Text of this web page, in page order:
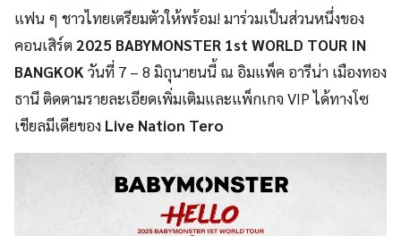
แฟน ๆ ชาวไทยเตรียมตัวให้พร้อม! มาร่วมเป็นส่วนหนึ่งของ
คอนเสิร์ต 2025 BABYMONSTER 1st WORLD TOUR IN
BANGKOK วันที่ 7 – 8 มิถุนายนนี้ ณ อิมแพ็ค อารีน่า เมืองทอง
ธานี ติดตามรายละเอียดเพิ่มเติมและแพ็กเกจ VIP ได้ทางโซ
เชียลมีเดียของ Live Nation Tero